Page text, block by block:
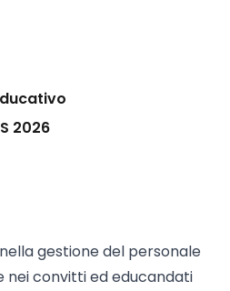
2026
gestione del personale
convitti ed educandati